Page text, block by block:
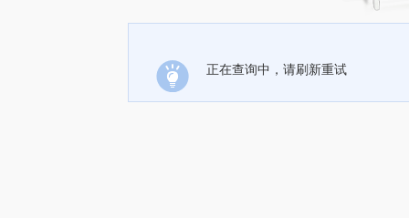
正在查询中，请刷新重试